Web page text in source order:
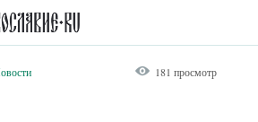
181 просмотр